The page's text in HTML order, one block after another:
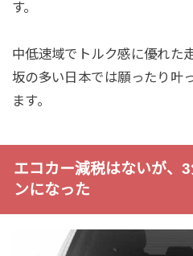
す。
中低速域でトルク感に優れた
坂の多い日本では願ったり叶
ます。
エコカー減税はないが、
ンになった